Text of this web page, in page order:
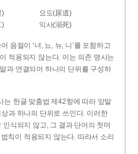
)
요도(尿道)
) 익사(溺死)
음절이 ‘녀, 뇨, 뉴, 니’를 포함하고
적용되지 않는다. 이는 의존 명사는
과 연결되어 하나의 단위를 구성하
는 한글 맞춤법 제42항에 따라 앞말
과 하나의 단위로 쓰인다. 이러한
식되지 않고, 그 결과 단어의 첫머
칙이 적용되지 않는다. 따라서 소리